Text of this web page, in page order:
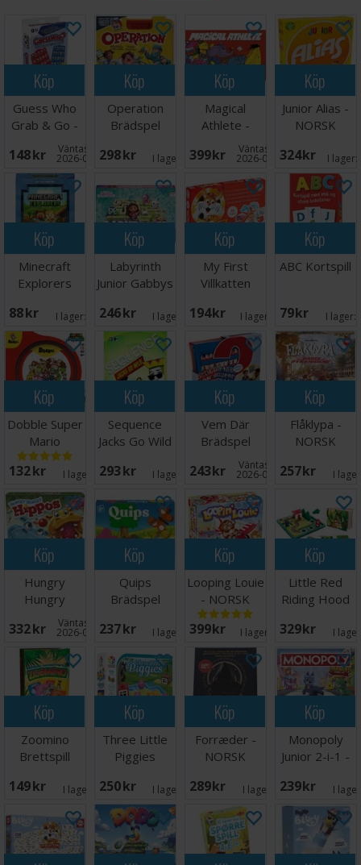
Köp
Guess Who
Grab & Go -
Reseutgåva
148 SEK Väntas in:
2026-08-26
Köp
Operation
Brädspel
298 SEK I lager: 5
Köp
Magical
Athlete -
NORSK
399 SEK Väntas in:
2026-09-30
Köp
Junior Alias -
NORSK
324 SEK I lager:
Köp
Minecraft
Explorers
88 SEK I lager:
Köp
Labyrinth
Junior Gabbys
246 SEK I lager:
Köp
My First
Villkatten
194 SEK I lager: 11
Köp
ABC Kortspill
79 SEK I lager:
Köp
Dobble Super
Mario
Brädspel
132 SEK I lager: 6
Köp
Sequence
Jacks Go Wild
293 SEK I lager: 1
Köp
Vem Där
Brädspel
243 SEK Väntas in:
2026-08-15
Köp
Flåklypa -
NORSK
257 SEK I
Köp
Hungry
Hungry
Hippos
Brädspel
332 SEK Väntas in:
2026-08-26
Köp
Quips
Brädspel
237 SEK I lager: 5
Köp
Looping Louie
- NORSK
399 SEK I lager: 14
Köp
Little Red
Riding Hood
329 SEK I
Köp
Zoomino
Brettspill
149 SEK I lager: 2
Köp
Three Little
Piggies
250 SEK I lager: 5
Köp
Forræder -
NORSK
289 SEK I lager: 6
Köp
Monopoly
Junior 2-i-1 -
239 SEK I